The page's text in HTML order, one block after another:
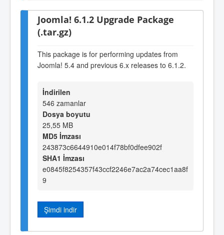
Joomla! 6.1.2 Upgrade Package
(.tar.gz)
This package is for performing updates from
Joomla! 5.4 and previous 6.x releases to 6.1.2.
İndirilen
546 zamanlar
Dosya boyutu
25,55 MB
MD5 İmzası
243873c6644910e014f78bf0dfee902f
SHA1 İmzası
e0845f8254357f43ccf2246e7ac2a74cec1aa8f
9
Şimdi indir